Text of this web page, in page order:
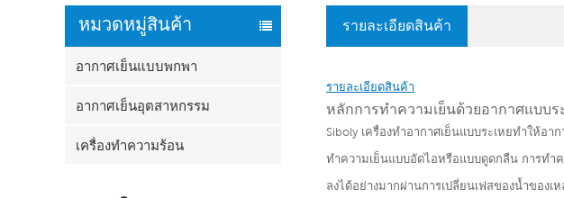
หมวดหมู่สินค้า
อากาศเย็นแบบพกพา
อากาศเย็นอุตสาหกรรม
เครื่องทำความร้อน
รายละเอียดสินค้า
รายละเอียดสินค้า
หลักการทำความเย็นด้วยอากาศแบบร
Siboly เครื่องทำอากาศเย็นแบบระเหยทำให้อ
ทำความเย็นแบบอัดไอหรือแบบดูดกลืน การทำ
ลงได้อย่างมากผ่านการเปลี่ยนเฟสของน้ำของ